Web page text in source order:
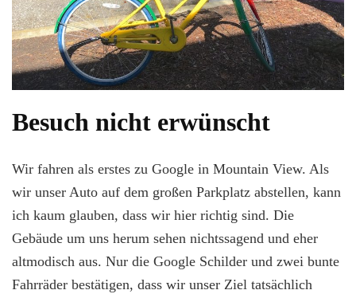
Besuch nicht erwünscht
Wir fahren als erstes zu Google in Mountain View. Als
wir unser Auto auf dem großen Parkplatz abstellen, kann
ich kaum glauben, dass wir hier richtig sind. Die
Gebäude um uns herum sehen nichtssagend und eher
altmodisch aus. Nur die Google Schilder und zwei bunte
Fahrräder bestätigen, dass wir unser Ziel tatsächlich